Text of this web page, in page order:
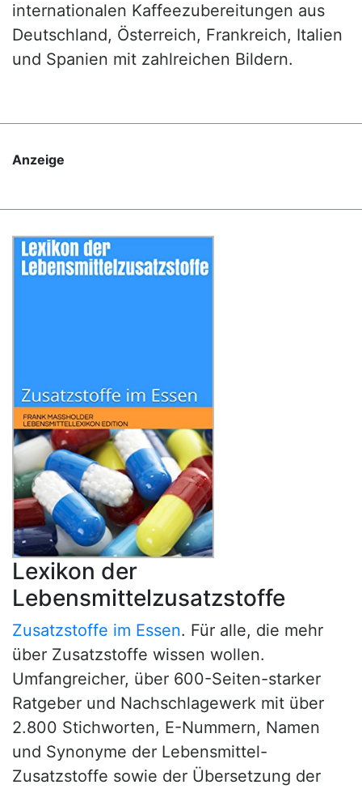
internationalen Kaffeezubereitungen aus
Deutschland, Österreich, Frankreich, Italien
und Spanien mit zahlreichen Bildern.
Anzeige
Lexikon der
Lebensmittelzusatzstoffe
Zusatzstoffe im Essen. Für alle, die mehr
über Zusatzstoffe wissen wollen.
Umfangreicher, über 600-Seiten-starker
Ratgeber und Nachschlagewerk mit über
2.800 Stichworten, E-Nummern, Namen
und Synonyme der Lebensmittel-
Zusatzstoffe sowie der Übersetzung der